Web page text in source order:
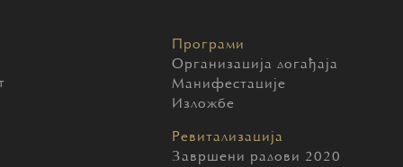
Програми
Организација догађаја
Манифестације
Изложбе
Ревитализација
Завршени радови 2020